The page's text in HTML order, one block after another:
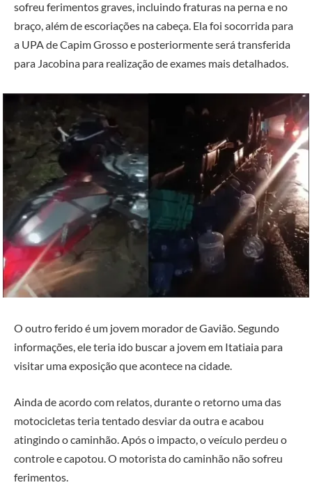
sofreu ferimentos graves, incluindo fraturas na perna e no
braço, além de escoriações na cabeça. Ela foi socorrida para
a UPA de Capim Grosso e posteriormente será transferida
para Jacobina para realização de exames mais detalhados.
O outro ferido é um jovem morador de Gavião. Segundo
informações, ele teria ido buscar a jovem em Itatiaia para
visitar uma exposição que acontece na cidade.
Ainda de acordo com relatos, durante o retorno uma das
motocicletas teria tentado desviar da outra e acabou
atingindo o caminhão. Após o impacto, o veículo perdeu o
controle e capotou. O motorista do caminhão não sofreu
ferimentos.